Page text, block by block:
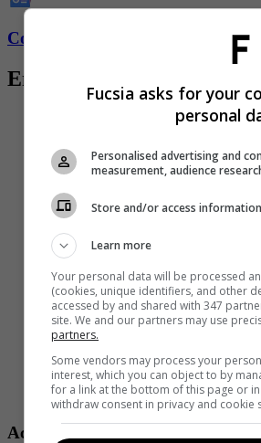
Conozca más de Fucsia aquí
Entradas relacionadas
Actualidad
Fucsia asks for your
personal
Personalised advertising and
measurement, audience
Store and/or access
Learn more
Your personal data will be processed
(cookies, unique identifiers, and other
accessed by and shared with 347
site. We and our partners may use
partners.
Some vendors may process your
interest, which you can object to by
for a link at the bottom of this page or
withdraw consent in privacy and cookie